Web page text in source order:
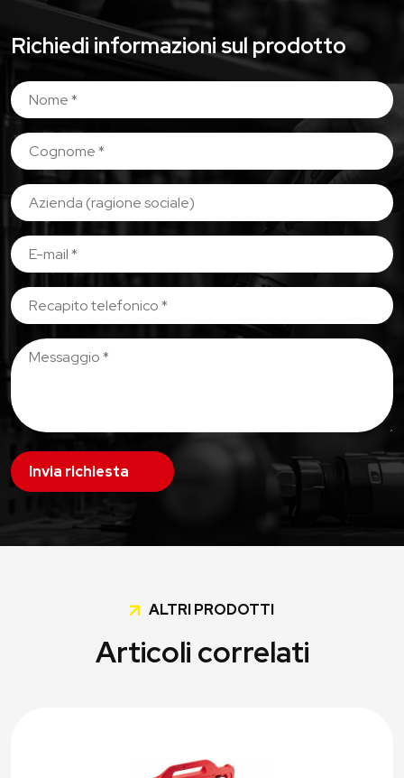
Richiedi informazioni sul prodotto
Invia richiesta
ALTRI PRODOTTI
Articoli correlati